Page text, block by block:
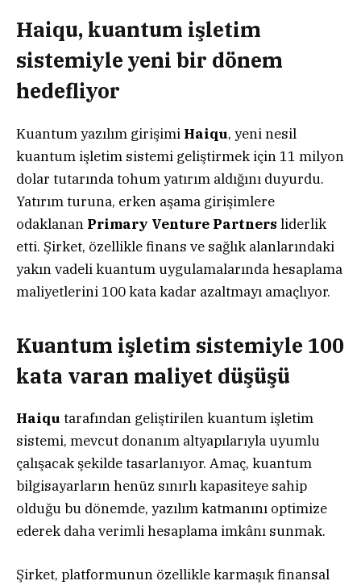
Haiqu, kuantum işletim
sistemiyle yeni bir dönem
hedefliyor
Kuantum yazılım girişimi Haiqu, yeni nesil
kuantum işletim sistemi geliştirmek için 11 milyon
dolar tutarında tohum yatırım aldığını duyurdu.
Yatırım turuna, erken aşama girişimlere
odaklanan Primary Venture Partners liderlik
etti. Şirket, özellikle finans ve sağlık alanlarındaki
yakın vadeli kuantum uygulamalarında hesaplama
maliyetlerini 100 kata kadar azaltmayı amaçlıyor.
Kuantum işletim sistemiyle 100
kata varan maliyet düşüşü
Haiqutarafından geliştirilen kuantum işletim
sistemi, mevcut donanım altyapılarıyla uyumlu
çalışacak şekilde tasarlanıyor. Amaç, kuantum
bilgisayarların henüz sınırlı kapasiteye sahip
olduğu bu dönemde, yazılım katmanını optimize
ederek daha verimli hesaplama imkânı sunmak.
Şirket, platformunun özellikle karmaşık finansal